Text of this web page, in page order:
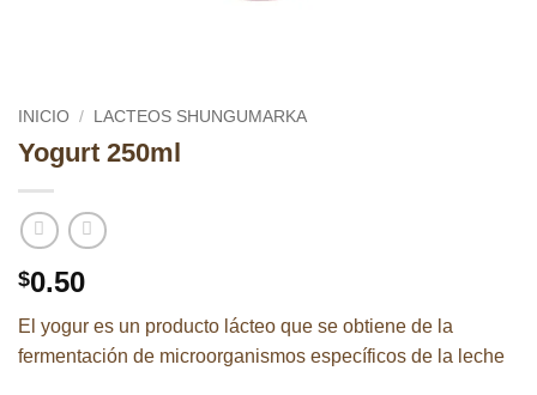
INICIO / LACTEOS SHUNGUMARKA
Yogurt 250ml
$0.50
El yogur es un producto lácteo que se obtiene de la
fermentación de microorganismos específicos de la leche